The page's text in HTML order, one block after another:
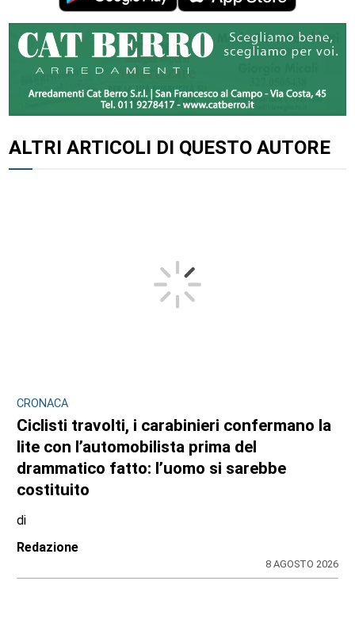
ALTRI ARTICOLI DI QUESTO AUTORE
CRONACA
Ciclisti travolti, i carabinieri confermano la
lite con l’automobilista prima del
drammatico fatto: l’uomo si sarebbe
costituito
di
Redazione
8 AGOSTO 2026